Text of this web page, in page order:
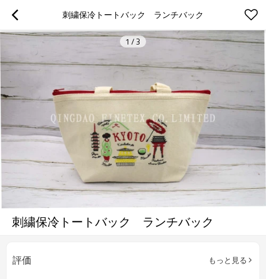
刺繍保冷トートバック　ランチバック
1 /3
刺繍保冷トートバック ランチバック
評価 もっと見る